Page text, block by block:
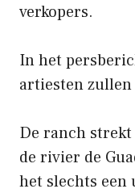
verkopers.
In het
artiesten
De ranch
de rivier de
het slechts een